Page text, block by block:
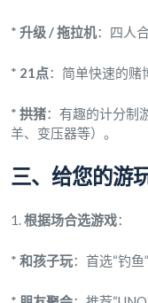
* 升级 / 拖拉机：四人
* 21点：简单快速的赌
* 拱猪：有趣的计分制
羊、变压器等）。
三、给您的游
1.根据场合选游戏：
* 和孩子玩：首选“钓鱼